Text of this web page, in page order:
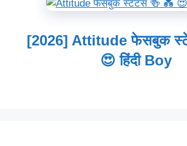
[2026] Attitude फेसबुक
😍 हिंदी Boy